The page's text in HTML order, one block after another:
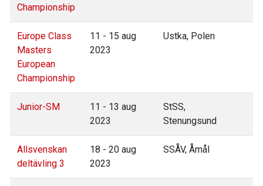
Championship
Europe Class
Masters
European
Championship
11 - 15 aug
2023
Ustka, Polen
Junior-SM
11 - 13 aug
2023
StSS,
Stenungsund
Allsvenskan
deltävling 3
18 - 20 aug
2023
SSÅV, Åmål